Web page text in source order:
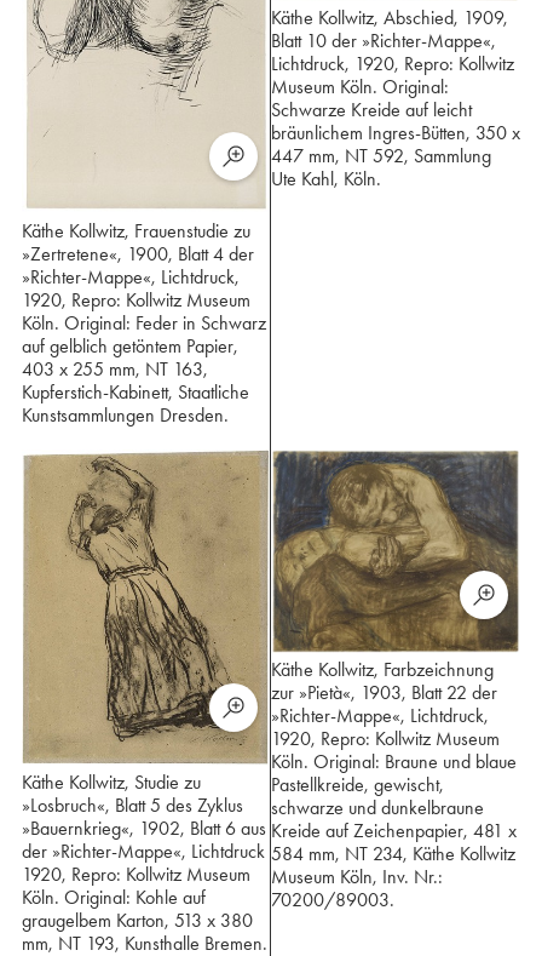
Käthe Kollwitz, Frauenstudie zu
»Zertretene«, 1900, Blatt 4 der
»Richter-Mappe«, Lichtdruck,
1920, Repro: Kollwitz Museum
Köln. Original: Feder in Schwarz
auf gelblich getöntem Papier,
403 x 255 mm, NT 163,
Kupferstich-Kabinett, Staatliche
Kunstsammlungen Dresden.
Käthe Kollwitz, Abschied, 1909,
Blatt 10 der »Richter-Mappe«,
Lichtdruck, 1920, Repro: Kollwitz
Museum Köln. Original:
Schwarze Kreide auf leicht
bräunlichem Ingres-Bütten, 350 x
447 mm, NT 592, Sammlung
Ute Kahl, Köln.
Käthe Kollwitz, Studie zu
»Losbruch«, Blatt 5 des Zyklus
»Bauernkrieg«, 1902, Blatt 6 aus
der »Richter-Mappe«, Lichtdruck
1920, Repro: Kollwitz Museum
Köln. Original: Kohle auf
graugelbem Karton, 513 x 380
mm, NT 193, Kunsthalle Bremen.
Käthe Kollwitz, Farbzeichnung
zur »Pietà«, 1903, Blatt 22 der
»Richter-Mappe«, Lichtdruck,
1920, Repro: Kollwitz Museum
Köln. Original: Braune und blaue
Pastellkreide, gewischt,
schwarze und dunkelbraune
Kreide auf Zeichenpapier, 481 x
584 mm, NT 234, Käthe Kollwitz
Museum Köln, Inv. Nr.:
70200/89003.